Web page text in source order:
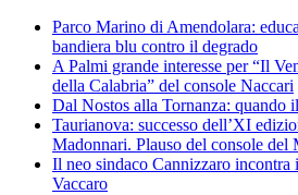
Parco Marino di Amendolara:
bandiera blu contro il degrado
A Palmi grande interesse per “Il
della Calabria” del console Naccari
Dal Nostos alla Tornanza: quando
Taurianova: successo dell’XI
Madonnari. Plauso del console del
Il neo sindaco Cannizzaro
Vaccaro